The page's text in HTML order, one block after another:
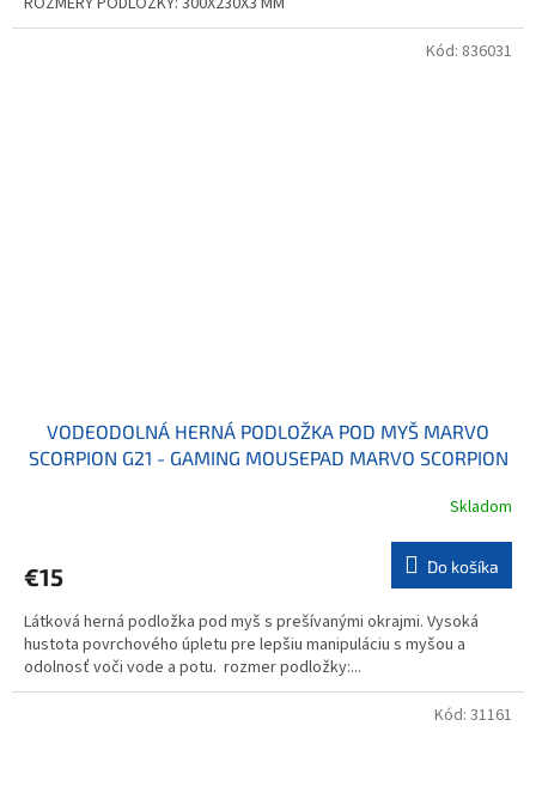
VODEODOLNÁ HERNÁ PODLOŽKA POD MYŠ MARVO
SCORPION G21 - GAMING MOUSEPAD MARVO SCORPION
Skladom
€15 Do košíka
Látková herná podložka pod myš s prešívanými okrajmi. Vysoká
hustota povrchového úpletu pre lepšiu manipuláciu s myšou a
odolnosť voči vode a potu. rozmer podložky:...
Kód: 836031
Kód: 31161